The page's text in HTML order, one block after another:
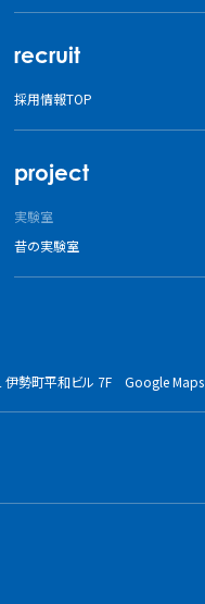
recruit
採用情報TOP
project
実験室
昔の実験室
伊勢町平和ビル 7F Google Maps